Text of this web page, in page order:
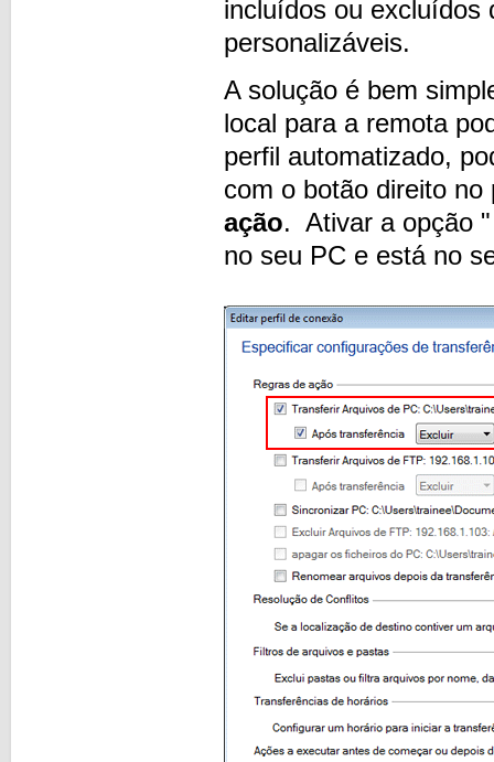
incluídos ou excluídos
personalizáveis.
A solução é bem
local para a remota
perfil automatizado,
com o botão direito
ação. Ativar a opção
no seu PC e está no